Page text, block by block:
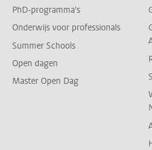
PhD-programma's
Onderwijs voor professionals
Summer Schools
Open dagen
Master Open Dag